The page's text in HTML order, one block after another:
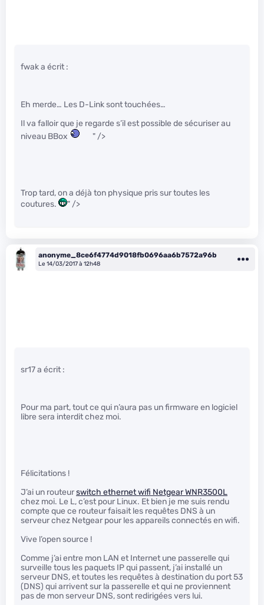
fwak a écrit :
Eh merde… Les D-Link sont touchées…
Il va falloir que je regarde s’il est possible de sécuriser au
niveau BBox
" />
Trop tard, on a déjà ton physique pris sur toutes les
coutures.
" />
anonyme_8ce6f4774d9018fb0696aa6b7572a96b
Le 14/03/2017 à 12h48
sr17 a écrit :
Pour ma part, tout ce qui n’aura pas un firmware en logiciel
libre sera interdit chez moi.
Félicitations !
J’ai un routeurswitch ethernet wifi Netgear WNR3500L
chez moi. Le L, c’est pour Linux. Et bien je me suis rendu
compte que ce routeur faisait les requêtes DNS à un
serveur chez Netgear pour les appareils connectés en wifi.
Vive l’open source !
Comme j’ai entre mon LAN et Internet une passerelle qui
surveille tous les paquets IP qui passent, j’ai installé un
serveur DNS, et toutes les requêtes à destination du port 53
(DNS) qui arrivent sur la passerelle et qui ne proviennent
pas de mon serveur DNS, sont redirigées vers lui.